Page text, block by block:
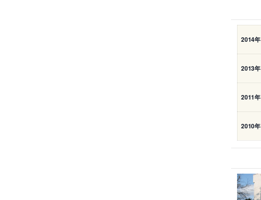
2014年
2013年
2011年
2010年